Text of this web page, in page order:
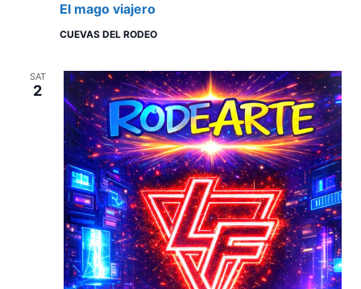
El mago viajero
CUEVAS DEL RODEO
SAT
2